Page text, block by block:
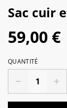
Sac cuir
59,00 €
QUANTITÉ